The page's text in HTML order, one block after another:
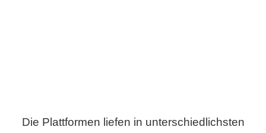
Die Plattformen liefen in unterschiedlichsten